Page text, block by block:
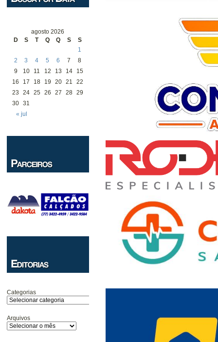
agosto 2026
D
S T Q Q S S
« jul
1
2
3 4 5 6 7
8
9
10 11 12 13 14
15
16
17 18 19 20 21
22
23
24 25 26 27 28 29
30 31
Categorias
Arquivos